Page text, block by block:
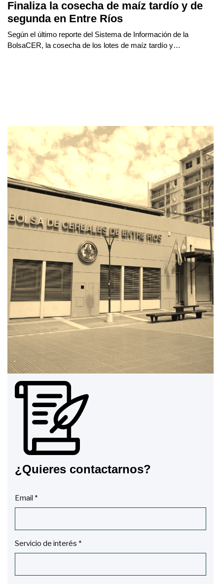
Finaliza la cosecha de maíz tardío y de
segunda en Entre Ríos
Según el último reporte del Sistema de Información de la
BolsaCER, la cosecha de los lotes de maíz tardío y…
¿Quieres contactarnos?
Email *
Servicio de interés *